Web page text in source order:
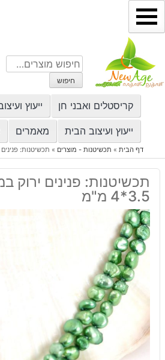
דילוג
לתוכן
חיפוש
עבור:
חיפוש
קריסטלים ואבני חן ייעוץ
ייעוץ ועיצוב הבית מאמרים
דף הבית» תכשיטנות - מוצרים » תכשיטנות: פנינים
תכשיטנות: פנינים ירוק
3.5*4 מ"מ